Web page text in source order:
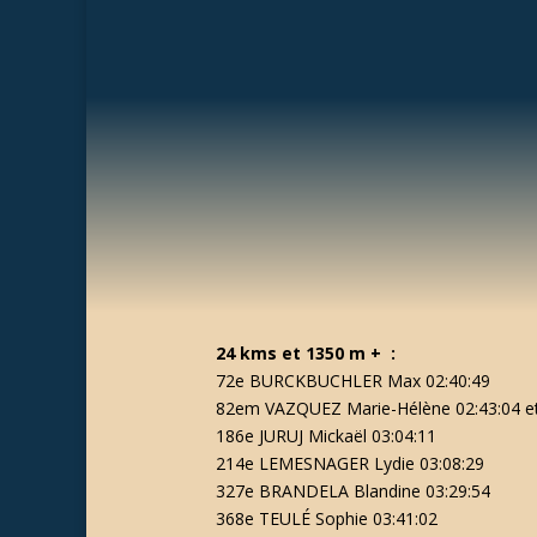
24 kms et 1350 m + :
72e BURCKBUCHLER Max 02:40:49
82em VAZQUEZ Marie-Hélène 02:43:04
186e JURUJ Mickaël 03:04:11
214e LEMESNAGER Lydie 03:08:29
327e BRANDELA Blandine 03:29:54
368e TEULÉ Sophie 03:41:02